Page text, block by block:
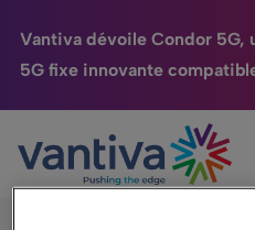
Vantiva dévoile Condor 5G,
5G fixe innovante
Passer au contenu principal
Maison Connectée
HomeSight
Sorry, no results were found.
Rechercher :